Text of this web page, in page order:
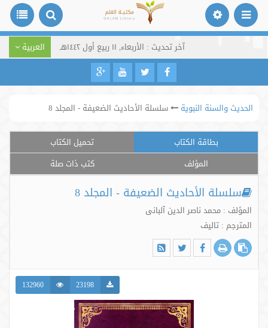
آخر تحديث : الأربعاء, ١١ ربيع أول ١٤٤٢هـ العربية
الحديث والسنة النبوية سلسلة الأحاديث الضعيفة - المجلد 8
بطاقة الكتاب
تحميل الكتاب
المؤلف
كتب ذات صلة
سلسلة الأحاديث الضعيفة - المجلد 8
المؤلف : محمد ناصر الدین آلبانی
المترجم : تالیف
23198
132960